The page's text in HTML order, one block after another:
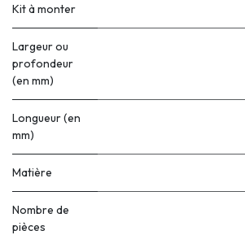
Kit à monter
Largeur ou
profondeur
(en mm)
Longueur (en
mm)
Matière
Nombre de
pièces